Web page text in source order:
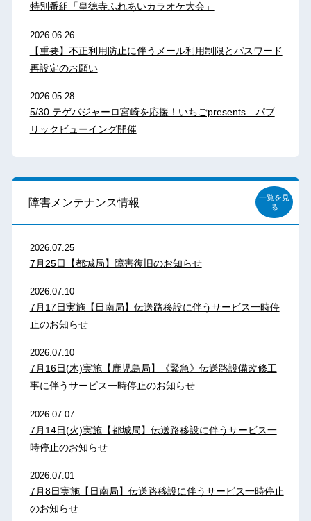
特別番組「皇徳寺ふれあいカラオケ大会」
2026.06.26
【重要】不正利用防止に伴うメール利用制限とパスワード
再設定のお願い
2026.05.28
5/30 テゲバジャーロ宮崎を応援！いちごpresents パブ
リックビューイング開催
障害メンテナンス情報
一覧を見
る
2026.07.25
7月25日【都城局】障害復旧のお知らせ
2026.07.10
7月17日実施【日南局】伝送路移設に伴うサービス一時停
止のお知らせ
2026.07.10
7月16日(木)実施【鹿児島局】《緊急》伝送路設備改修工
事に伴うサービス一時停止のお知らせ
2026.07.07
7月14日(火)実施【都城局】伝送路移設に伴うサービス一
時停止のお知らせ
2026.07.01
7月8日実施【日南局】伝送路移設に伴うサービス一時停止
のお知らせ